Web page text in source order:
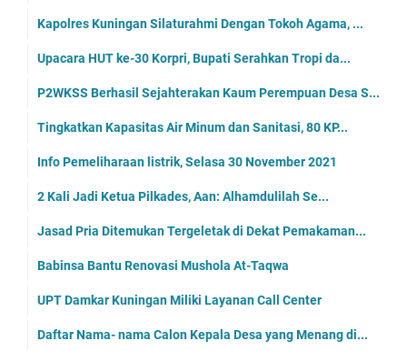
Kapolres Kuningan Silaturahmi Dengan Tokoh Agama, ...
Upacara HUT ke-30 Korpri, Bupati Serahkan Tropi da...
P2WKSS Berhasil Sejahterakan Kaum Perempuan Desa S...
Tingkatkan Kapasitas Air Minum dan Sanitasi, 80 KP...
Info Pemeliharaan listrik, Selasa 30 November 2021
2 Kali Jadi Ketua Pilkades, Aan: Alhamdulilah Se...
Jasad Pria Ditemukan Tergeletak di Dekat Pemakaman...
Babinsa Bantu Renovasi Mushola At-Taqwa
UPT Damkar Kuningan Miliki Layanan Call Center
Daftar Nama- nama Calon Kepala Desa yang Menang di...